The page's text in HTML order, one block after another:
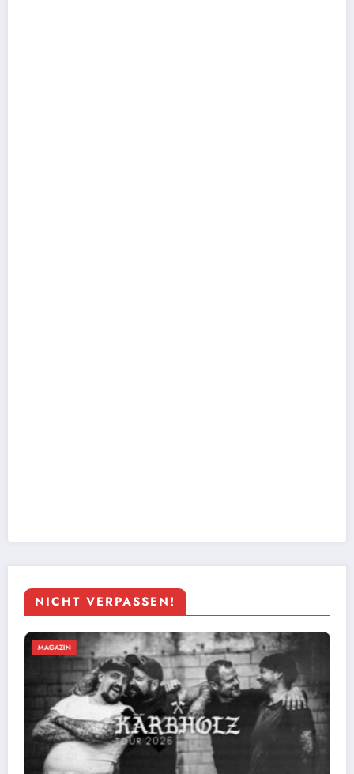
NICHT VERPASSEN!
MAGAZIN